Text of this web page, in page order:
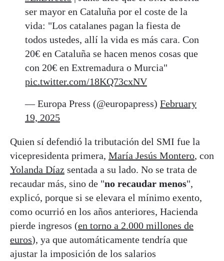
ser mayor en Cataluña por el coste de la
vida: "Los catalanes pagan la fiesta de
todos ustedes, allí la vida es más cara. Con
20€ en Cataluña se hacen menos cosas que
con 20€ en Extremadura o Murcia"
pic.twitter.com/18KQ73cxNV
— Europa Press (@europapress) February
19, 2025
Quien sí defendió la tributación del SMI fue la
vicepresidenta primera, María Jesús Montero, con
Yolanda Díaz sentada a su lado. No se trata de
recaudar más, sino de "no recaudar menos",
explicó, porque si se elevara el mínimo exento,
como ocurrió en los años anteriores, Hacienda
pierde ingresos (en torno a 2.000 millones de
euros), ya que automáticamente tendría que
ajustar la imposición de los salarios